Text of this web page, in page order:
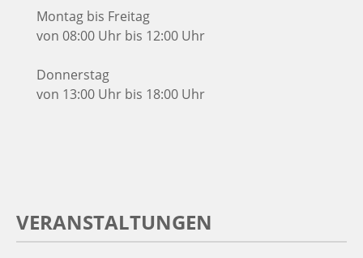
Montag bis Freitag
von 08:00 Uhr bis 12:00 Uhr
Donnerstag
von 13:00 Uhr bis 18:00 Uhr
VERANSTALTUNGEN